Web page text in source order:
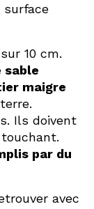
surface
10 cm.
sable
maigre
Ils doivent
par du
avec